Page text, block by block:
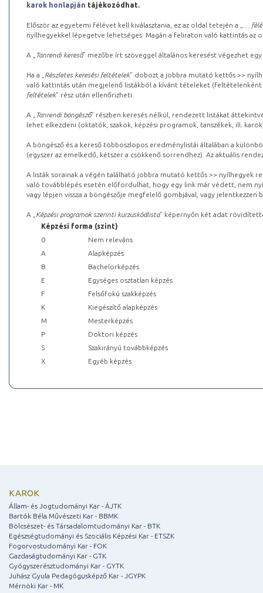
karok honlapján tájékozódhat.
Először az egyetemi félévet kell kiválasztania, ez az oldal tetején a „
…
nyílhegyekkel lépegetve lehetséges. Magán a feliraton való kattintás az
A „ Tanrendi kereső” mezőbe írt szöveggel általános keresést végezhet
Ha a „ Részletes keresési feltételek” dobozt a jobbra mutató kettős >>
való kattintás után megjelenő listákból a kívánt tételeket (feltételenként
feltételek” rész után ellenőrizheti.
A „ Tanrendi böngésző” részben keresés nélkül, rendezett listákat
lehet elkezdeni (oktatók, szakok, képzési programok, tanszékek, ill.
A böngésző és a kereső többoszlopos eredménylistái általában a
(egyszer az emelkedő, kétszer a csökkenő sorrendhez). Az aktuális
A listák sorainak a végén található jobbra mutató kettős >> nyílhegyek
való továbblépés esetén előfordulhat, hogy egy link már védett, nem
vagy lépjen vissza a böngészője megfelelő gombjával, vagy
A „ Képzési programok szerinti kurzuskódlista” képernyőn két adat
Képzési forma (szint)
0
Nem releváns
A
Alapképzés
B
Bachelorképzés
E
Egységes osztatlan képzés
F
Felsőfokú szakképzés
K
Kiegészítő alapképzés
M
Mesterképzés
P
Doktori képzés
S
Szakirányú továbbképzés
X
Egyéb képzés
KAROK
Állam- és Jogtudományi Kar - ÁJTK
Bartók Béla Művészeti Kar - BBMK
Bölcsészet- és Társadalomtudományi Kar - BTK
Egészségtudományi és Szociális Képzési Kar - ETSZK
Fogorvostudományi Kar - FOK
Gazdaságtudományi Kar - GTK
Gyógyszerésztudományi Kar - GYTK
Juhász Gyula Pedagógusképző Kar - JGYPK
Mérnöki Kar - MK